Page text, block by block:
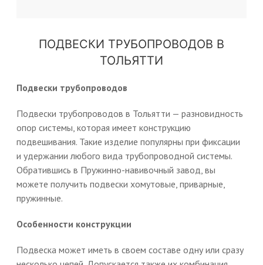
ПОДВЕСКИ ТРУБОПРОВОДОВ В
ТОЛЬЯТТИ
Подвески трубопроводов
Подвески трубопроводов в Тольятти — разновидность
опор системы, которая имеет конструкцию
подвешивания. Такие изделие популярны при фиксации
и удержании любого вида трубопроводной системы.
Обратившись в Пружинно-навивочный завод, вы
можете получить подвески хомутовые, приварные,
пружинные.
Особенности конструкции
Подвеска может иметь в своем составе одну или сразу